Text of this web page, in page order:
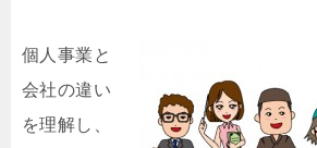
個人事業と
会社の違い
を理解し、